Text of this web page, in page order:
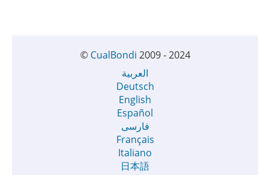
© CualBondi 2009 - 2024
العربية
Deutsch
English
Español
فارسی
Français
Italiano
日本語